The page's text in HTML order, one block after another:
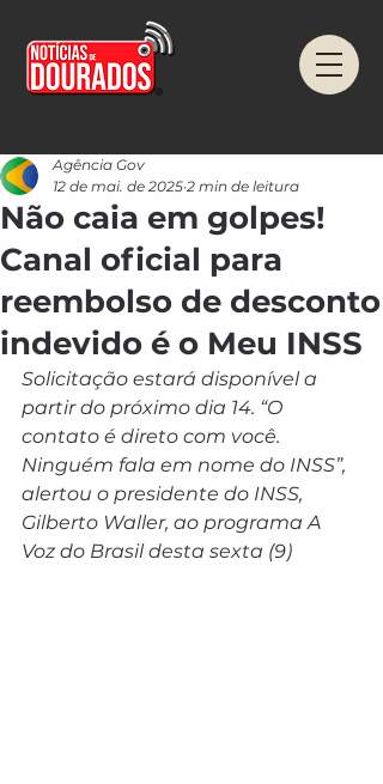
Não caia em golpes!
Canal oficial para
reembolso de desconto
indevido é o Meu INSS
Agência Gov
12 de mai. de 2025 2 min de leitura
Solicitação estará disponível a
partir do próximo dia 14. “O
contato é direto com você.
Ninguém fala em nome do INSS”,
alertou o presidente do INSS,
Gilberto Waller, ao programa A
Voz do Brasil desta sexta (9)